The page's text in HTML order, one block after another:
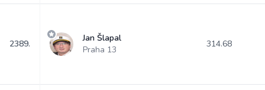
2389.
Jan Šlapal
Praha 13
314.68